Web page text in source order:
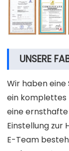
UNSERE
Wir haben
ein komplettes
eine
Einstellung zur
E-Team